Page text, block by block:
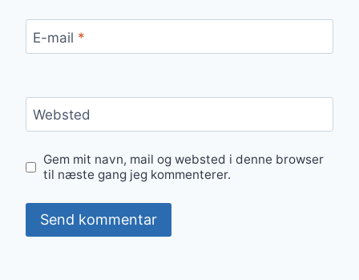
E-mail *
Websted
Gem mit navn, mail og websted i denne browser
til næste gang jeg kommenterer.